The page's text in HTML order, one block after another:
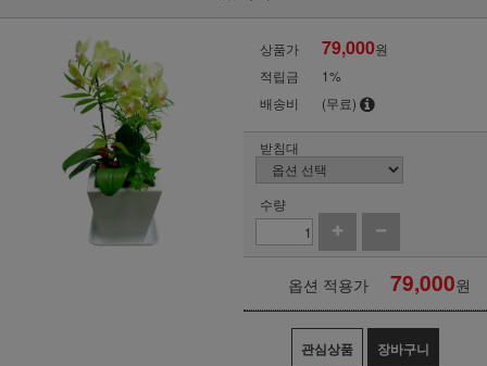
상품가 79,000원
적립금
1%
배송비
(무료)
받침대
수량
옵션 적용가 79,000원
관심상품 장바구니